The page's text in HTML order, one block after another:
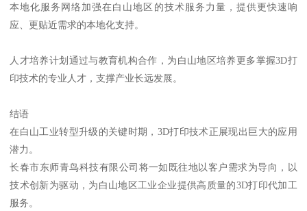
本地化服务网络加强在白山地区的技术服务力量，提供更快速响
应、更贴近需求的本地化支持。
人才培养计划通过与教育机构合作，为白山地区培养更多掌握3D打
印技术的专业人才，支撑产业长远发展。
结语
在白山工业转型升级的关键时期，3D打印技术正展现出巨大的应用
潜力。
长春市东师青鸟科技有限公司将一如既往地以客户需求为导向，以
技术创新为驱动，为白山地区工业企业提供高质量的3D打印代加工
服务。